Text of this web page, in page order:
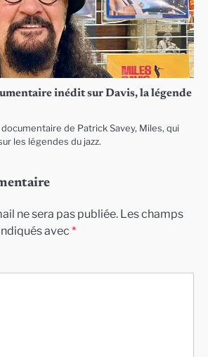
inédit sur Davis, la légende
de Patrick Savey, Miles, qui
les légendes du jazz.
ne sera pas publiée. Les champs
avec *